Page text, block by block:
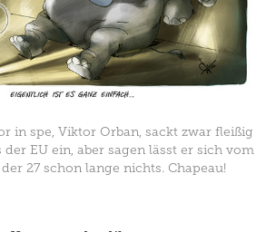
in spe, Viktor Orban, sackt zwar fleißig
EU ein, aber sagen lässt er sich vom
27 schon lange nichts. Chapeau!